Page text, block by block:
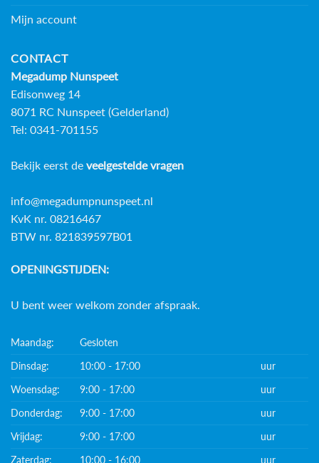
Mijn account
CONTACT
Megadump Nunspeet
Edisonweg 14
8071 RC Nunspeet (Gelderland)
Tel: 0341-701155
Bekijk eerst de veelgestelde vragen
info@megadumpnunspeet.nl
KvK nr. 08216467
BTW nr. 821839597B01
OPENINGSTIJDEN:
U bent weer welkom zonder afspraak.
Maandag:
Gesloten
Dinsdag:
10:00 - 17:00
uur
Woensdag:
9:00 - 17:00
uur
Donderdag:
9:00 - 17:00
uur
Vrijdag:
9:00 - 17:00
uur
Zaterdag:
10:00 - 16:00 uur